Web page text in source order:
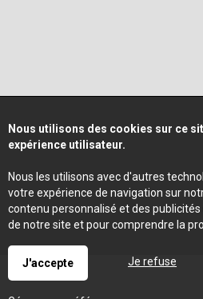
Nous utilisons des cookies sur ce
expérience utilisateur.
Nous les utilisons avec d'autres
votre expérience de navigation sur
contenu personnalisé et des
de notre site et pour comprendre la
J'accepte Je refuse